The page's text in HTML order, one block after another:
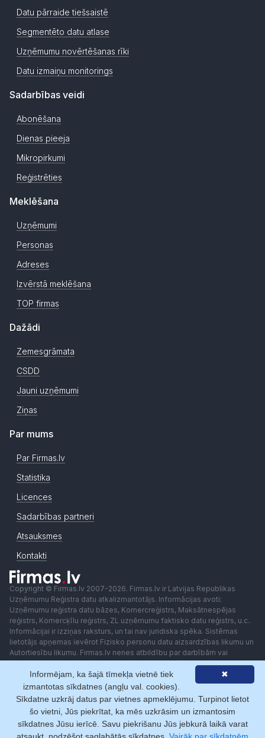
Datu pārraide tiešsaistē
Segmentēto datu atlase
Uzņēmumu novērtēšanas rīki
Datu izmaiņu monitorings
Sadarbības veidi
Abonēšana
Dienas pieeja
Mikropirkumi
Reģistrēties
Meklēšana
Uzņēmumi
Personas
Adreses
Izvērstā meklēšana
TOP firmas
Dažādi
Zemesgrāmata
CSDD
Jauni uzņēmumi
Ziņas
Par mums
Par Firmas.lv
Statistika
Licences
Sadarbības partneri
Atsauksmes
Kontakti
Copyright © Firmas.lv 2007-2026. Firmas.lv ir Latvijas Republikas
Uzņēmumu Reģistra datu atkalizmantotājs. Informācijas avoti:
Uzņēmumu reģistra datu bāzes, Komercreģistrs, Maksātnespējas
reģistrs, Komercķīlu reģistrs, ZL uzņēmumu faktisko datu reģistrs, u.c..
Informācijai ir izziņas raksturs, un tai nav juridiska spēka. Sistēmas
lietotājs apņemas ievērot Fizisko personu datu aizsardzības likumu un
Autortiesību likumu. Firmas.lv nenes atbildību par darbībām vai
lēmumiem, kas balstīti uz saņemto pakalpojumu. Lietotājam aizliegts
izmantot jebkādas automatizētas sistēmas vai iekārtas (robotus)
piekļuvei sistēmai bez rakstiskas saskaņošanas ar Firmas.lv. Galvenā
redaktore: Ingūna Pempere.
Lietošanas noteikumi
Privātuma politika Norēķini ar
✖
Informējam, ka šajā tīmekļa vietnē tiek
izmantotas sīkdatnes (angļu val. cookies).
Sīkdatne uzkrāj datus par vietnes apmeklējumu. Turpinot lietot
šo vietni, Jūs piekrītat, ka mēs uzkrāsim un izmantosim
sīkdatnes Jūsu ierīcē. Savu piekrišanu Jūs jebkurā laikā varat